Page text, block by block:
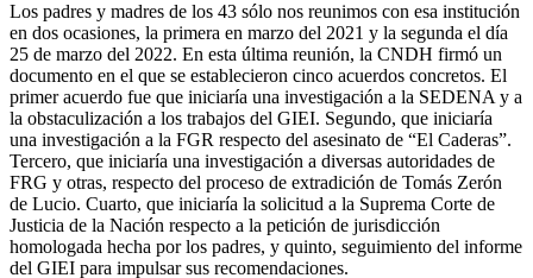
Los padres y madres de los 43 sólo nos reunimos con esa institución
en dos ocasiones, la primera en marzo del 2021 y la segunda el día
25 de marzo del 2022. En esta última reunión, la CNDH firmó un
documento en el que se establecieron cinco acuerdos concretos. El
primer acuerdo fue que iniciaría una investigación a la SEDENA y a
la obstaculización a los trabajos del GIEI. Segundo, que iniciaría
una investigación a la FGR respecto del asesinato de “El Caderas”.
Tercero, que iniciaría una investigación a diversas autoridades de
FRG y otras, respecto del proceso de extradición de Tomás Zerón
de Lucio. Cuarto, que iniciaría la solicitud a la Suprema Corte de
Justicia de la Nación respecto a la petición de jurisdicción
homologada hecha por los padres, y quinto, seguimiento del informe
del GIEI para impulsar sus recomendaciones.